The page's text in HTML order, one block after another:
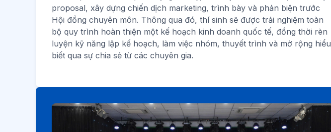
proposal, xây dựng chiến dịch marketing, trình bày và phản biện trước
Hội đồng chuyên môn. Thông qua đó, thí sinh sẽ được trải nghiệm toàn
bộ quy trình hoàn thiện một kế hoạch kinh doanh quốc tế, đồng thời rèn
luyện kỹ năng lập kế hoạch, làm việc nhóm, thuyết trình và mở rộng hiểu
biết qua sự chia sẻ từ các chuyên gia.